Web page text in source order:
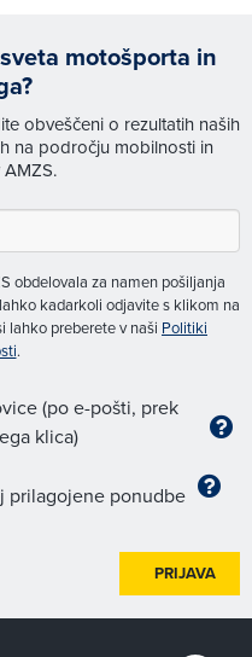
motošporta in
obveščeni o rezultatih naših
na področju mobilnosti in
obdelovala za namen pošiljanja
kadarkoli odjavite s klikom na
lahko preberete v naši Politiki
.
(po e-pošti, prek
klica)
prilagojene ponudbe
PRIJAVA